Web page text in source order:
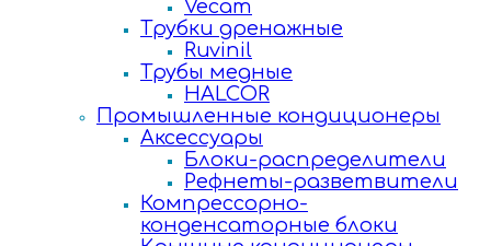
Vecam
Трубки дренажные
Ruvinil
Трубы медные
HALCOR
Промышленные кондиционеры
Аксессуары
Блоки-распределители
Рефнеты-разветвители
Компрессорно-
конденсаторные блоки